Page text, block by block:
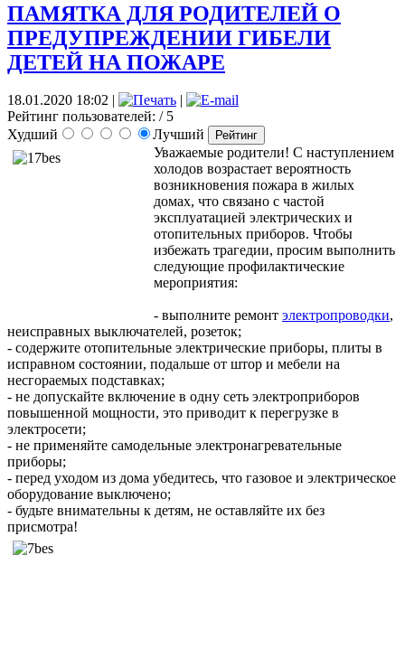
ПАМЯТКА ДЛЯ РОДИТЕЛЕЙ О
ПРЕДУПРЕЖДЕНИИ ГИБЕЛИ
ДЕТЕЙ НА ПОЖАРЕ
18.01.2020 18:02
Рейтинг пользователей: / 5
Худший
Лучший
Уважаемые родители! С наступлением
холодов возрастает вероятность
возникновения пожара в жилых
домах, что связано с частой
эксплуатацией электрических и
отопительных приборов. Чтобы
избежать трагедии, просим выполнить
следующие профилактические
мероприятия:
- выполните ремонт электропроводки,
неисправных выключателей, розеток;
- содержите отопительные электрические приборы, плиты в
исправном состоянии, подальше от штор и мебели на
несгораемых подставках;
- не допускайте включение в одну сеть электроприборов
повышенной мощности, это приводит к перегрузке в
электросети;
- не применяйте самодельные электронагревательные
приборы;
- перед уходом из дома убедитесь, что газовое и электрическое
оборудование выключено;
- будьте внимательны к детям, не оставляйте их без
присмотра!